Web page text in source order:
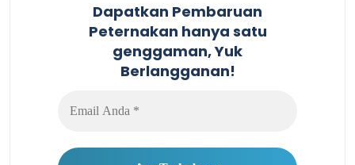
Dapatkan Pembaruan
Peternakan hanya satu
genggaman, Yuk
Berlangganan!